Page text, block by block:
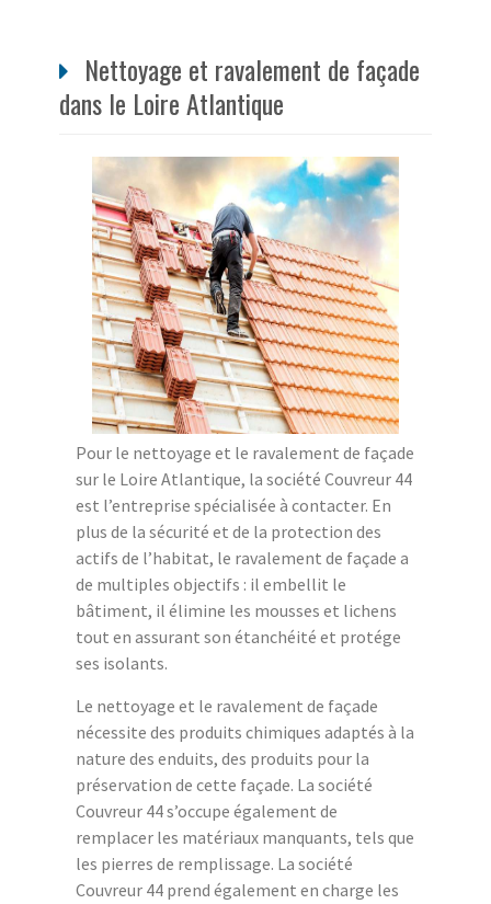
Nettoyage et ravalement de façade
dans le Loire Atlantique
Pour le nettoyage et le ravalement de façade
sur le Loire Atlantique, la société Couvreur 44
est l’entreprise spécialisée à contacter. En
plus de la sécurité et de la protection des
actifs de l’habitat, le ravalement de façade a
de multiples objectifs : il embellit le
bâtiment, il élimine les mousses et lichens
tout en assurant son étanchéité et protége
ses isolants.
Le nettoyage et le ravalement de façade
nécessite des produits chimiques adaptés à la
nature des enduits, des produits pour la
préservation de cette façade. La société
Couvreur 44 s’occupe également de
remplacer les matériaux manquants, tels que
les pierres de remplissage. La société
Couvreur 44 prend également en charge les